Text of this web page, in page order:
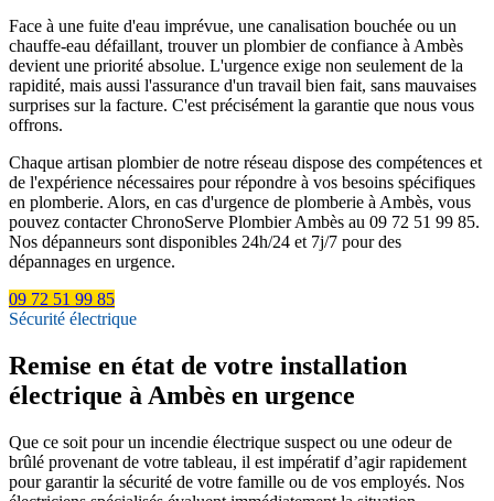
Face à une fuite d'eau imprévue, une canalisation bouchée ou un
chauffe-eau défaillant, trouver un plombier de confiance à Ambès
devient une priorité absolue. L'urgence exige non seulement de la
rapidité, mais aussi l'assurance d'un travail bien fait, sans mauvaises
surprises sur la facture. C'est précisément la garantie que nous vous
offrons.
Chaque artisan plombier de notre réseau dispose des compétences et
de l'expérience nécessaires pour répondre à vos besoins spécifiques
en plomberie. Alors, en cas d'urgence de plomberie à Ambès, vous
pouvez contacter ChronoServe Plombier Ambès au 09 72 51 99 85.
Nos dépanneurs sont disponibles 24h/24 et 7j/7 pour des
dépannages en urgence.
09 72 51 99 85
Sécurité électrique
Remise en état de votre installation
électrique à Ambès en urgence
Que ce soit pour un incendie électrique suspect ou une odeur de
brûlé provenant de votre tableau, il est impératif d’agir rapidement
pour garantir la sécurité de votre famille ou de vos employés. Nos